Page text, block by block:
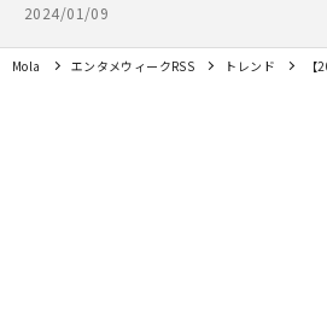
2024/01/09
Mola エンタメウィークRSS トレンド